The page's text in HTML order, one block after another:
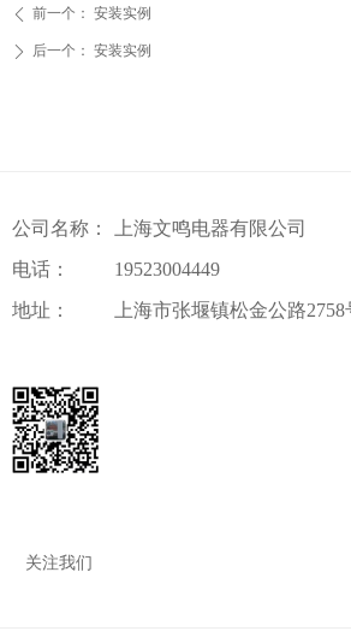
ꄴ 前一个： 安装实例
ꄲ 后一个： 安装实例
关注我们
公司名称：
上海文鸣电器有限公司
电话：
19523004449
地址：
上海市张堰镇松金公路